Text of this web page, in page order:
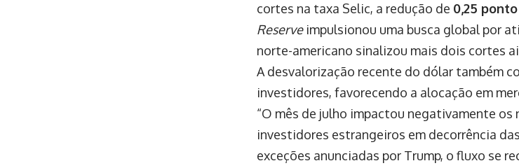
cortes na taxa Selic, a redução de 0,25
Reserveimpulsionou uma busca global por
norte-americano sinalizou mais dois cortes
A desvalorização recente do dólar também
investidores, favorecendo a alocação em
“O mês de julho impactou negativamente
investidores estrangeiros em decorrência
exceções anunciadas por Trump, o fluxo se